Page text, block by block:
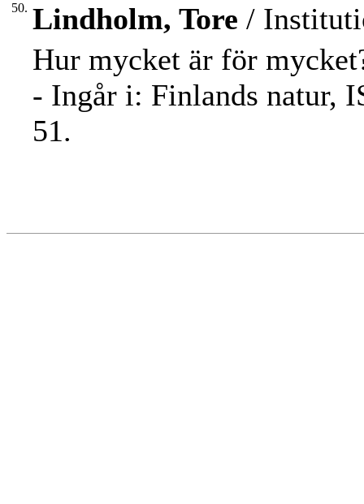
50. Lindholm, Tore /
Hur mycket är för
- Ingår i: Finlands natur,
51.